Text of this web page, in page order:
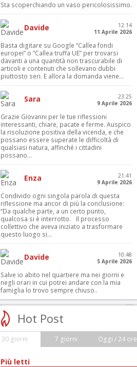
Sta scoperchiando un vaso pericolosissimo.
Davide
12:14
11 Aprile 2026
Basta digitare su Google “Callea fondi
europei” o “Callea truffa UE” per trovarsi
davanti a una quantità non trascurabile di
articoli e contenuti che sollevano dubbi
piuttosto seri. E allora la domanda viene...
Sara
23:25
9 Aprile 2026
Grazie Giovanni per le tue riflessioni
interessanti, chiare, pacate e ferme. Auspico
la risoluzione positiva della vicenda, e che
possano essere superate le difficoltà di
qualsiasi natura, affinché i cittadini
possano...
Enza
21:41
9 Aprile 2026
Condivido ogni singola parola di questa
riflessione ma ancor di più la conclusione:
“Da qualche parte, a un certo punto,
qualcosa si è interrotto. Il processo
collettivo che aveva iniziato a trasformare
questo luogo si...
Davide
10:48
5 Aprile 2026
Salve io abito nel quartiere ma nei giorni e
negli orari in cui potrei andare con la mia
famiglia lo trovo sempre chiuso..
Hot Post
30 giorni 7 giorni Oggi / 24 ore
Più letti